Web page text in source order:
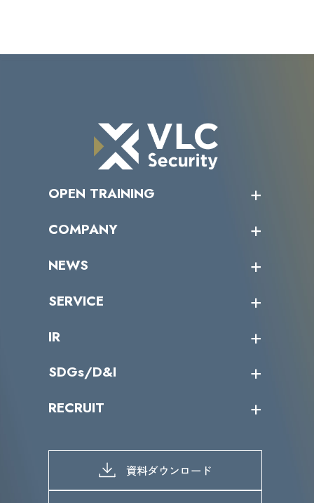
OPEN TRAINING
受講者の声
COMPANY
トップメッセージ
ミッション／ビジョン
パートナー企業一覧
NEWS
サイバーニュース
SERVICE
カテゴリー別サービス一覧
IR
IRカレンダー
IRライブラリー
よくあるご質問
SDGs/D&I
当グループのマテリアリティ
SDGs推進体制
D&Iの取り組み
RECRUIT
募集職種一覧
メッセージ
メンバーインタビュー
資料ダウンロード